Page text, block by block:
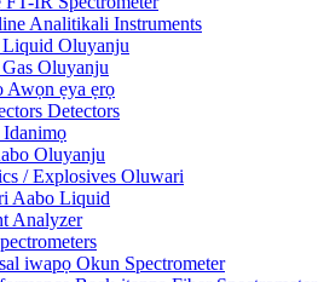
Analitikali Instruments
Oluyanju
Oluyanju
Awọn ẹya ẹrọ
Detectors
Oluyanju
/ Explosives Oluwari
Aabo Liquid
Analyzer
iwapọ Okun Spectrometer